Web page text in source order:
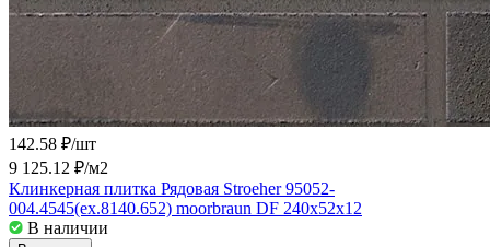
142.58 ₽/шт
9 125.12 ₽/м2
Клинкерная плитка Рядовая Stroeher 95052-
004.4545(ex.8140.652) moorbraun DF 240x52x12
В наличии